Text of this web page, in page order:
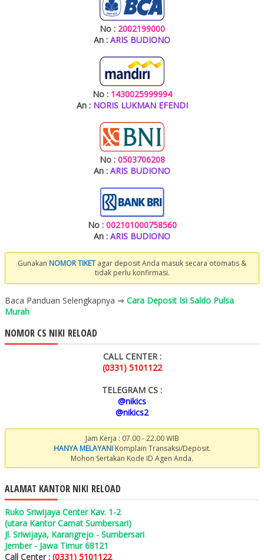
No : 2002199000
An : ARIS BUDIONO
No : 1430025999994
An : NORIS LUKMAN EFENDI
No : 0503706208
An : ARIS BUDIONO
No : 002101000758560
An : ARIS BUDIONO
Gunakan NOMOR TIKET agar deposit Anda masuk secara otomatis &
tidak perlu konfirmasi.
Baca Panduan Selengkapnya ⇒ Cara Deposit Isi Saldo Pulsa
Murah
NOMOR CS NIKI RELOAD
CALL CENTER :
(0331) 5101122
TELEGRAM CS :
@nikics
@nikics2
Jam Kerja : 07.00 - 22.00 WIB
HANYA MELAYANIKomplain Transaksi/Deposit.
Mohon Sertakan Kode ID Agen Anda.
ALAMAT KANTOR NIKI RELOAD
Ruko Sriwijaya Center Kav. 1-2
(utara Kantor Camat Sumbersari)
Jl. Sriwijaya, Karangrejo - Sumbersari
Jember - Jawa Timur 68121
Call Center : (0331) 5101122